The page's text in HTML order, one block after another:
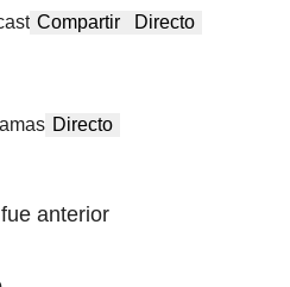
Compartir Directo
Directo
anterior